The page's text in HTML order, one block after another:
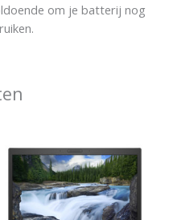
om je batterij nog